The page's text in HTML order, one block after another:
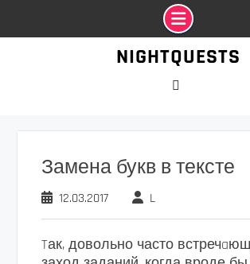
NIGHTQUESTS
Замена букв в тексте
12.03.2017 L
Tак, довольно часто